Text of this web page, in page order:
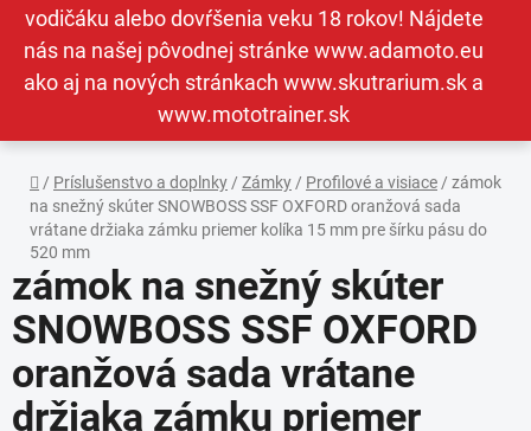
vodičáku alebo dovŕšenia veku 18 rokov! Nájdete
nás na našej pôvodnej stránke www.adamoto.eu
ako aj na nových stránkach www.skutrarium.sk a
www.mototrainer.sk
Domov
/ Príslušenstvo a doplnky / Zámky / Profilové a visiace / zámok
na snežný skúter SNOWBOSS SSF OXFORD oranžová sada
vrátane držiaka zámku priemer kolíka 15 mm pre šírku pásu do
520 mm
zámok na snežný skúter
SNOWBOSS SSF OXFORD
oranžová sada vrátane
držiaka zámku priemer